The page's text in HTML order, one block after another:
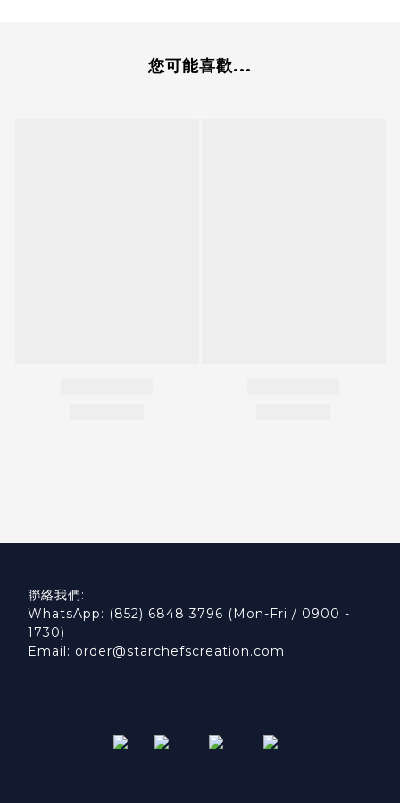
您可能喜歡...
聯絡我們:
WhatsApp: (852) 6848 3796 (Mon-Fri / 0900 -
1730)
Email: order@starchefscreation.com